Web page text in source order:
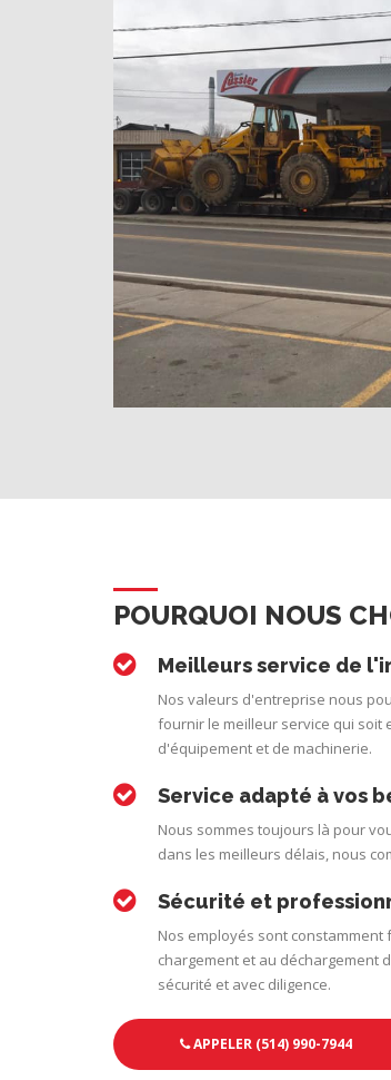
POURQUOI NOUS
Meilleurs service de
Nos valeurs d'entreprise nous
fournir le meilleur service qui soit
d'équipement et de machinerie.
Service adapté à vos
Nous sommes toujours là pour
dans les meilleurs délais, nous
Sécurité et
Nos employés sont
chargement et au déchargement
sécurité et avec diligence.
APPELER (514) 990-7944